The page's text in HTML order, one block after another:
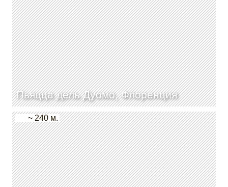
Пьяцца дель Дуомо, Флоренция
~ 240 м.